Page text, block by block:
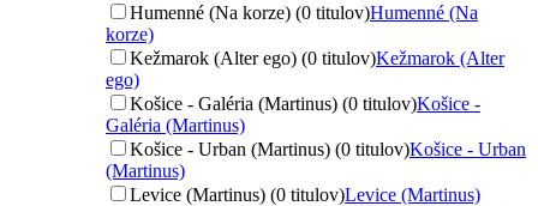
Humenné (Na korze) (0 titulov)Humenné (Na
korze)
Kežmarok (Alter ego) (0 titulov)Kežmarok (Alter
ego)
Košice - Galéria (Martinus) (0 titulov)Košice -
Galéria (Martinus)
Košice - Urban (Martinus) (0 titulov)Košice - Urban
(Martinus)
Levice (Martinus) (0 titulov)Levice (Martinus)